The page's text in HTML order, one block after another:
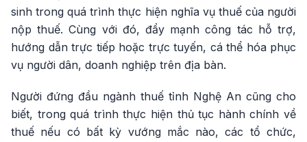
sinh trong quá trình thực hiện nghĩa vụ thuế của người
nộp thuế. Cùng với đó, đẩy mạnh công tác hỗ trợ,
hướng dẫn trực tiếp hoặc trực tuyến, cá thể hóa phục
vụ người dân, doanh nghiệp trên địa bàn.
Người đứng đầu ngành thuế tỉnh Nghệ An cũng cho
biết, trong quá trình thực hiện thủ tục hành chính về
thuế nếu có bất kỳ vướng mắc nào, các tổ chức,